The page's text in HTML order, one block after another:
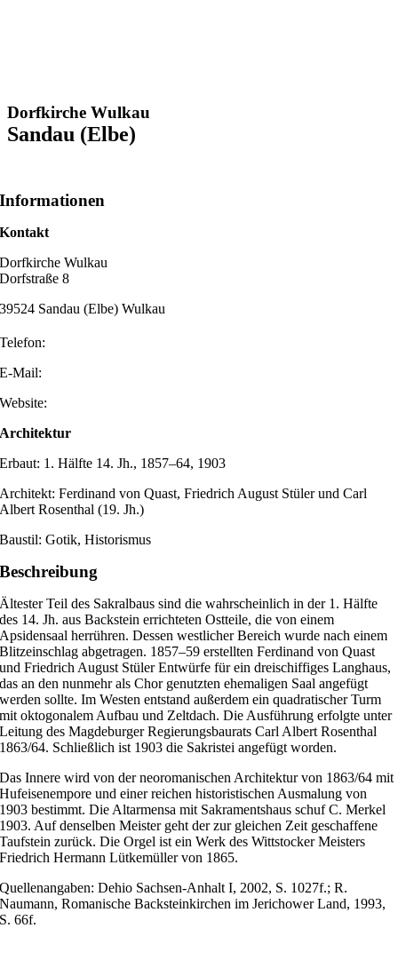
Dorfkirche Wulkau
Sandau (Elbe)
Informationen
Kontakt
Dorfkirche Wulkau
Dorfstraße 8
39524 Sandau (Elbe) Wulkau
Telefon:
E-Mail:
Website:
Architektur
Erbaut: 1. Hälfte 14. Jh., 1857–64, 1903
Architekt: Ferdinand von Quast, Friedrich August Stüler und Carl
Albert Rosenthal (19. Jh.)
Baustil: Gotik, Historismus
Beschreibung
Ältester Teil des Sakralbaus sind die wahrscheinlich in der 1. Hälfte
des 14. Jh. aus Backstein errichteten Ostteile, die von einem
Apsidensaal herrühren. Dessen westlicher Bereich wurde nach einem
Blitzeinschlag abgetragen. 1857–59 erstellten Ferdinand von Quast
und Friedrich August Stüler Entwürfe für ein dreischiffiges Langhaus,
das an den nunmehr als Chor genutzten ehemaligen Saal angefügt
werden sollte. Im Westen entstand außerdem ein quadratischer Turm
mit oktogonalem Aufbau und Zeltdach. Die Ausführung erfolgte unter
Leitung des Magdeburger Regierungsbaurats Carl Albert Rosenthal
1863/64. Schließlich ist 1903 die Sakristei angefügt worden.
Das Innere wird von der neoromanischen Architektur von 1863/64 mit
Hufeisenempore und einer reichen historistischen Ausmalung von
1903 bestimmt. Die Altarmensa mit Sakramentshaus schuf C. Merkel
1903. Auf denselben Meister geht der zur gleichen Zeit geschaffene
Taufstein zurück. Die Orgel ist ein Werk des Wittstocker Meisters
Friedrich Hermann Lütkemüller von 1865.
Quellenangaben: Dehio Sachsen-Anhalt I, 2002, S. 1027f.; R.
Naumann, Romanische Backsteinkirchen im Jerichower Land, 1993,
S. 66f.